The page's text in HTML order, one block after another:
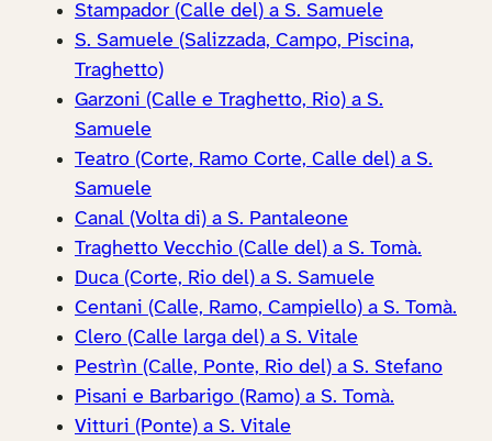
Stampador (Calle del) a S. Samuele
S. Samuele (Salizzada, Campo, Piscina,
Traghetto)
Garzoni (Calle e Traghetto, Rio) a S.
Samuele
Teatro (Corte, Ramo Corte, Calle del) a S.
Samuele
Canal (Volta di) a S. Pantaleone
Traghetto Vecchio (Calle del) a S. Tomà.
Duca (Corte, Rio del) a S. Samuele
Centani (Calle, Ramo, Campiello) a S. Tomà.
Clero (Calle larga del) a S. Vitale
Pestrìn (Calle, Ponte, Rio del) a S. Stefano
Pisani e Barbarigo (Ramo) a S. Tomà.
Vitturi (Ponte) a S. Vitale